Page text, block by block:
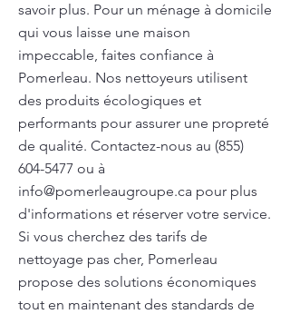
savoir plus. Pour un ménage à domicile
qui vous laisse une maison
impeccable, faites confiance à
Pomerleau. Nos nettoyeurs utilisent
des produits écologiques et
performants pour assurer une propreté
de qualité. Contactez-nous au (855)
604-5477 ou à
info@pomerleaugroupe.ca pour plus
d'informations et réserver votre service.
Si vous cherchez des tarifs de
nettoyage pas cher, Pomerleau
propose des solutions économiques
tout en maintenant des standards de